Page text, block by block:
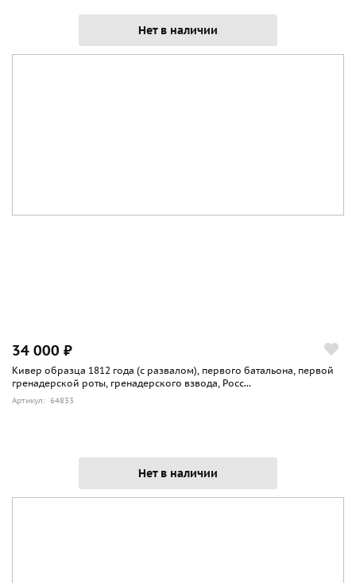
Нет в наличии
34 000 ₽
Кивер образца 1812 года (с развалом), первого батальона, первой
гренадерской роты, гренадерского взвода, Росс...
Артикул: 64833
Нет в наличии